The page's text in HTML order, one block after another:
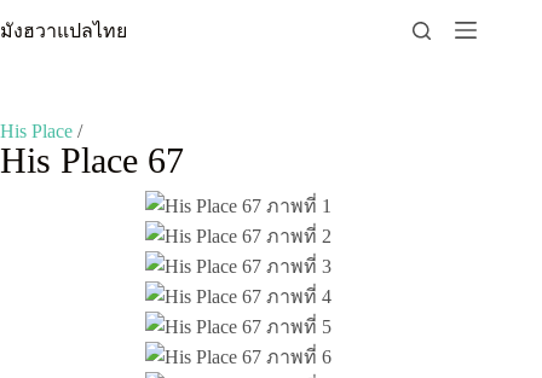
to
มังฮวาแปลไทย
His Place /
His Place 67